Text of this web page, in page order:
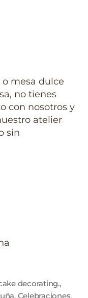
mesa dulce
no tienes
con nosotros y
atelier
sin
decorating.,
, Celebraciones,